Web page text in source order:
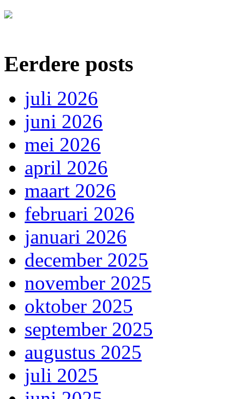
Eerdere posts
juli 2026
juni 2026
mei 2026
april 2026
maart 2026
februari 2026
januari 2026
december 2025
november 2025
oktober 2025
september 2025
augustus 2025
juli 2025